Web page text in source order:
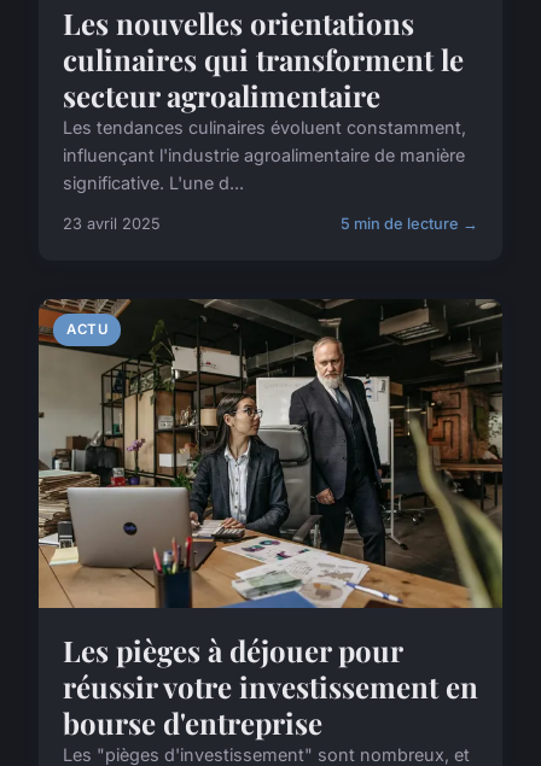
Les nouvelles orientations
culinaires qui transforment le
secteur agroalimentaire
Les tendances culinaires évoluent constamment,
influençant l'industrie agroalimentaire de manière
significative. L'une d...
23 avril 2025 5 min de lecture →
ACTU
Les pièges à déjouer pour
réussir votre investissement en
bourse d'entreprise
Les "pièges d'investissement" sont nombreux, et